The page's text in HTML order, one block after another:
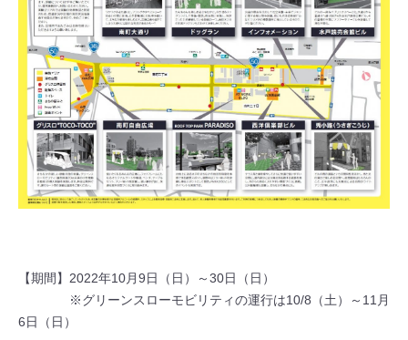
【期間】2022年10月9日（日）～30日（日）
※グリーンスローモビリティの運行は10/8（土）～11月
6日（日）